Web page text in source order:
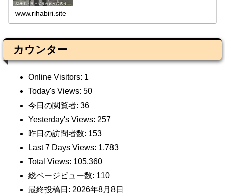
www.rihabiri.site
カウンター
Online Visitors: 1
Today's Views: 50
今日の閲覧者: 36
Yesterday's Views: 257
昨日の訪問者数: 153
Last 7 Days Views: 1,783
Total Views: 105,360
総ページビュー数: 110
最終投稿日: 2026年8月8日